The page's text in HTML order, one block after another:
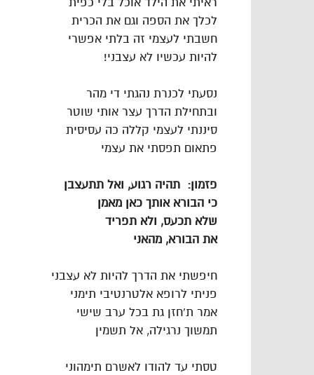
לכלך את הספה וגם את הכרית
חשבתי לעצמי זה בלתי אפשרי
להיות עכשיו לא עצבני!
נסעתי לכנרת נהגתי די מהר
ובתחילת הדרך עצר אותי שוטר
סיננתי לעצמי קללה כה עסיסית
פתאום תפסתי את עצמי
פזמון: תהיה רגוע, ואל תתעצבן
כי הבורא אותך כאן מאמן
שלא תכעס, ולא תפריד
את הבורא, מהאני
חיפשתי את הדרך להיות לא עצבני
פניתי לרופא אלטרנטיבי תימני
אמר ת’חזן גת בכל ערב שישי
תמשוך נרגילה, אל תשמין
טסתי עד להודו לאשרם תימהוני